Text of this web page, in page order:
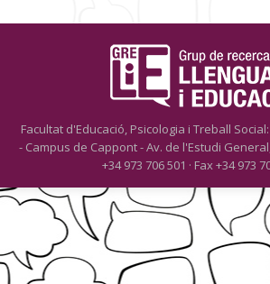
Facultat d'Educació, Psicologia i Treball
- Campus de Cappont - Av. de l'Estudi General,
+34 973 706 501 · Fax +34 973